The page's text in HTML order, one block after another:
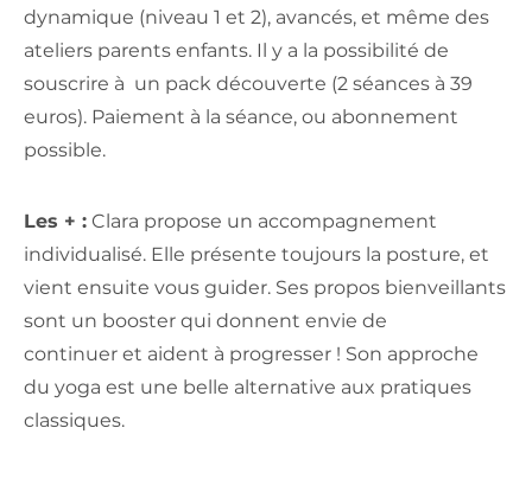
dynamique (niveau 1 et 2), avancés, et même des
ateliers parents enfants. Il y a la possibilité de
souscrire à un pack découverte (2 séances à 39
euros). Paiement à la séance, ou abonnement
possible.
Les + : Clara propose un accompagnement
individualisé. Elle présente toujours la posture, et
vient ensuite vous guider. Ses propos bienveillants
sont un booster qui donnent envie de
continuer et aident à progresser ! Son approche
du yoga est une belle alternative aux pratiques
classiques.